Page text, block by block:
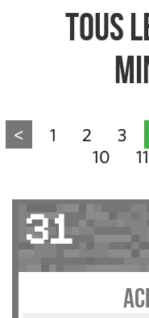
Tous
< 1 2 3
10
11
31